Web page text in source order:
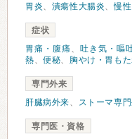
胃炎、 潰瘍性大腸炎、慢
症状
胃痛・腹痛 、 吐き気・嘔
熱、便秘、 胸やけ・胃も
専門外来
肝臓病外来、 ストーマ専
専門医・資格